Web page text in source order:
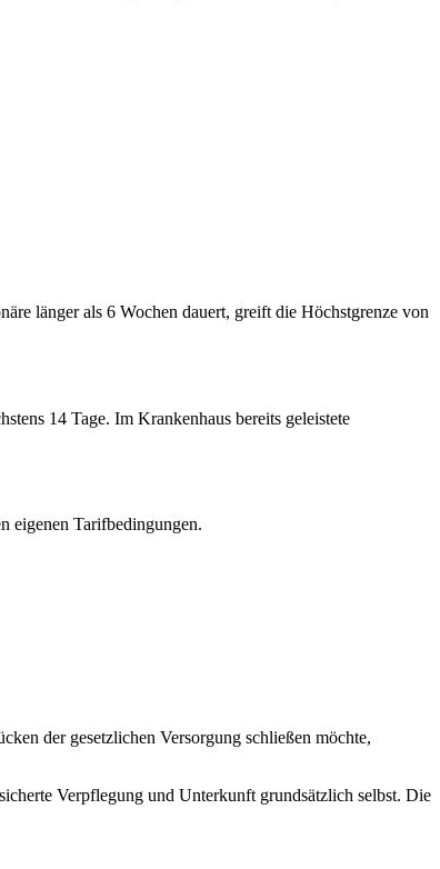
länger als 6 Wochen dauert, greift die Höchstgrenze von
14 Tage. Im Krankenhaus bereits geleistete
eigenen Tarifbedingungen.
der gesetzlichen Versorgung schließen möchte,
Verpflegung und Unterkunft grundsätzlich selbst. Die